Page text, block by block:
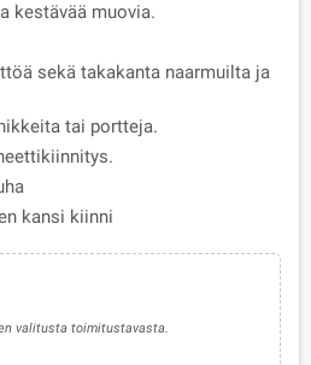
kestävää muovia.
sekä takakanta naarmuilta ja
tai portteja.
kansi kiinni
valitusta toimitustavasta.